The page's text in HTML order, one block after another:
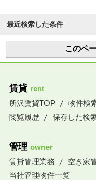
最近検索した条件
このペ
賃貸 rent
所沢賃貸TOP
物件検
閲覧履歴
保存した検
管理 owner
賃貸管理業務
空き家
当社管理物件一覧